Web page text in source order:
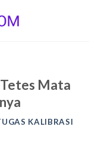
Mata
KALIBRASI